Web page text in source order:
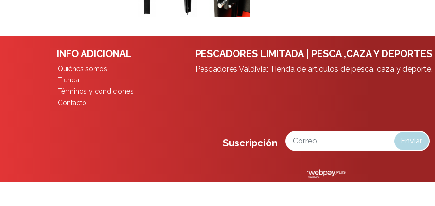
INFO ADICIONAL
Quiénes somos
Tienda
Términos y condiciones
Contacto
PESCADORES LIMITADA | PESCA ,CAZA Y DEPORTES
Pescadores Valdivia: Tienda de artículos de pesca, caza y deporte.
Suscripción Enviar